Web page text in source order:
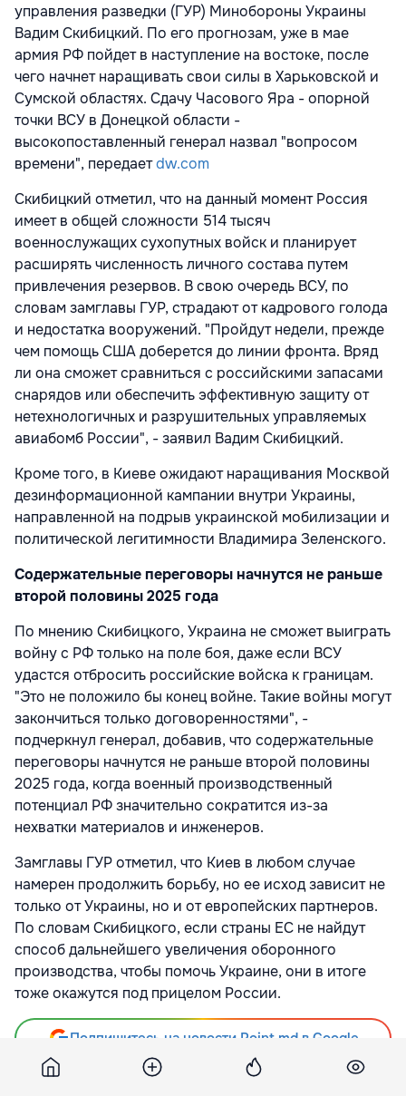
управления разведки (ГУР) Минобороны Украины
Вадим Скибицкий. По его прогнозам, уже в мае
армия РФ пойдет в наступление на востоке, после
чего начнет наращивать свои силы в Харьковской и
Сумской областях. Сдачу Часового Яра - опорной
точки ВСУ в Донецкой области -
высокопоставленный генерал назвал "вопросом
времени", передаетdw.com
Скибицкий отметил, что на данный момент Россия
имеет в общей сложности 514 тысяч
военнослужащих сухопутных войск и планирует
расширять численность личного состава путем
привлечения резервов. В свою очередь ВСУ, по
словам замглавы ГУР, страдают от кадрового голода
и недостатка вооружений. "Пройдут недели, прежде
чем помощь США доберется до линии фронта. Вряд
ли она сможет сравниться с российскими запасами
снарядов или обеспечить эффективную защиту от
нетехнологичных и разрушительных управляемых
авиабомб России", - заявил Вадим Скибицкий.
Кроме того, в Киеве ожидают наращивания Москвой
дезинформационной кампании внутри Украины,
направленной на подрыв украинской мобилизации и
политической легитимности Владимира Зеленского.
Содержательные переговоры начнутся не раньше
второй половины 2025 года
По мнению Скибицкого, Украина не сможет выиграть
войну с РФ только на поле боя, даже если ВСУ
удастся отбросить российские войска к границам.
"Это не положило бы конец войне. Такие войны могут
закончиться только договоренностями", -
подчеркнул генерал, добавив, что содержательные
переговоры начнутся не раньше второй половины
2025 года, когда военный производственный
потенциал РФ значительно сократится из-за
нехватки материалов и инженеров.
Замглавы ГУР отметил, что Киев в любом случае
намерен продолжить борьбу, но ее исход зависит не
только от Украины, но и от европейских партнеров.
По словам Скибицкого, если страны ЕС не найдут
способ дальнейшего увеличения оборонного
производства, чтобы помочь Украине, они в итоге
тоже окажутся под прицелом России.
Подпишитесь на новости Point.md в Google